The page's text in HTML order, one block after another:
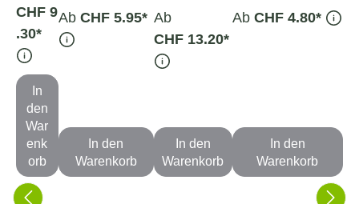
CHF 9
.30*
In
den
War
enk
orb
Ab CHF 5.95*
In den
Warenkorb
Ab
CHF 13.20*
In den
Warenkorb
Ab CHF 4.80*
In den
Warenkorb